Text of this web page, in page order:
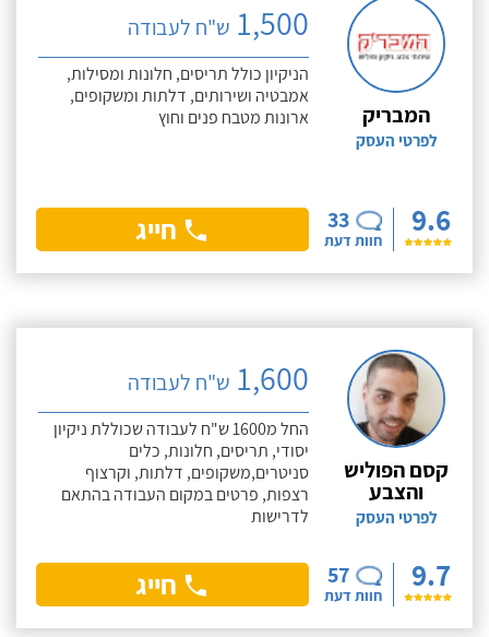
המבריק
לפרטי העסק
9.6
33
חוות דעת
1,500 ש"ח לעבודה
הניקיון כולל תריסים, חלונות ומסילות,
אמבטיה ושירותים, דלתות ומשקופים,
ארונות מטבח פנים וחוץ
חייג
קסם הפוליש
והצבע
לפרטי העסק
9.7
57
חוות דעת
1,600 ש"ח לעבודה
החל מ1600 ש"ח לעבודה שכוללת ניקיון
יסודי, תריסים, חלונות, כלים
סניטרים,משקופים, דלתות, וקרצוף
רצפות, פרטים במקום העבודה בהתאם
לדרישות
חייג